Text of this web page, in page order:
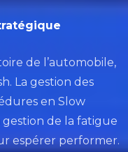
de l’automobile,
La gestion des
en Slow
gestion de la fatigue
espérer performer.